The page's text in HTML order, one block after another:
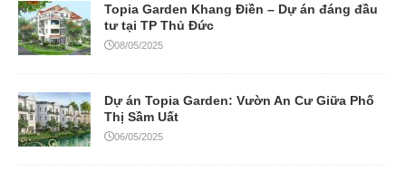
Topia Garden Khang Điền – Dự án đáng đầu
tư tại TP Thủ Đức
08/05/2025
Dự án Topia Garden: Vườn An Cư Giữa Phố
Thị Sầm Uất
06/05/2025